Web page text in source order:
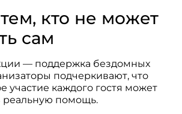
кто не может
сам
— поддержка бездомных
подчеркивают, что
участие каждого гостя может
реальную помощь.